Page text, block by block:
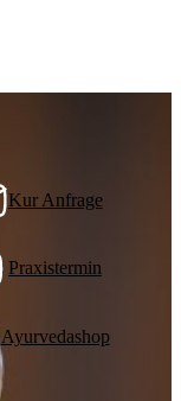
Kur Anfrage
Praxistermin
Ayurvedashop